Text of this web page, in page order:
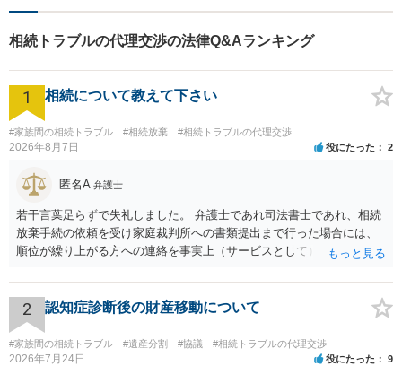
相続トラブルの代理交渉の法律Q&Aランキング
1 相続について教えて下さい
#家族間の相続トラブル #相続放棄 #相続トラブルの代理交渉
2026年8月7日 役にたった 2
匿名A 弁護士
若干言葉足らずで失礼しました。 弁護士であれ司法書士であれ、相続
放棄手続の依頼を受け家庭裁判所への書類提出まで行った場合には、
順位が繰り上がる方への連絡を事実上（サービスとして）行うことは
できない、という意味でした。
2 認知症診断後の財産移動について
#家族間の相続トラブル #遺産分割 #協議 #相続トラブルの代理交渉
2026年7月24日 役にたった 9